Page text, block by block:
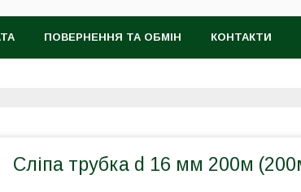
ПОВЕРНЕННЯ ТА ОБМІН КОНТАКТИ
Сліпа трубка d 16 мм 200м